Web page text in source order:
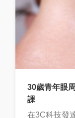
30歲青年眼
課
在3C科技發